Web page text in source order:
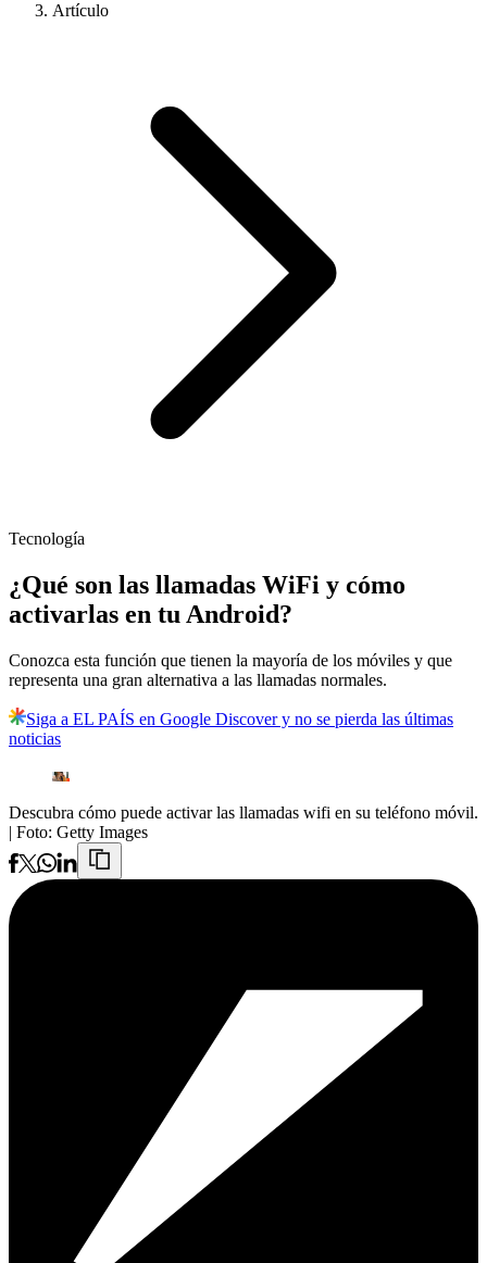
Artículo
Tecnología
¿Qué son las llamadas WiFi y cómo
activarlas en tu Android?
Conozca esta función que tienen la mayoría de los móviles y que
representa una gran alternativa a las llamadas normales.
Siga a EL PAÍS en Google Discover y no se pierda las últimas
noticias
Descubra cómo puede activar las llamadas wifi en su teléfono móvil.
| Foto: Getty Images